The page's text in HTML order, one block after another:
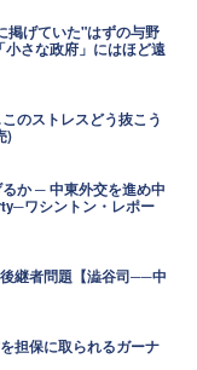
掲げていた"はずの与野
さな政府」にはほど遠
のストレスどう抜こう
)
か ─ 中東外交を進め中
ワシントン・レポー
継者問題【澁谷司──中
担保に取られるガーナ